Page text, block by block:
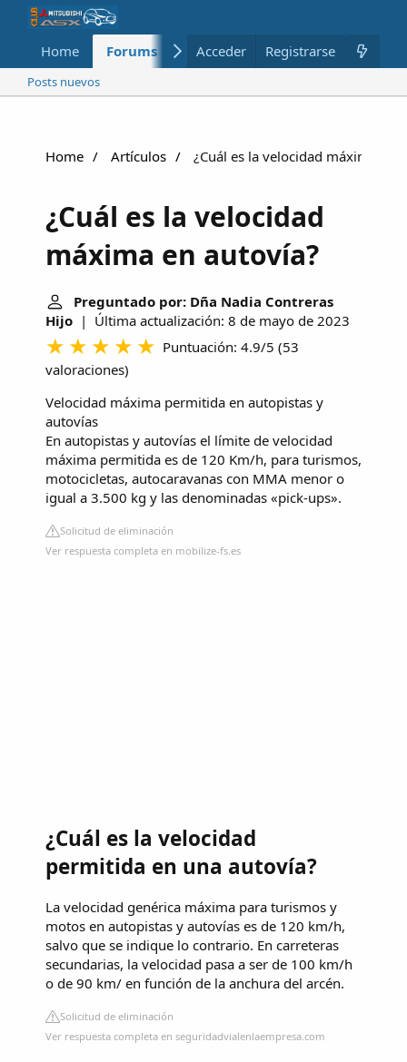
Home Forums Nuevo Miembros
Acceder Registrarse
Posts nuevos
Home Artículos ¿Cuál es la velocidad máxima en
¿Cuál es la velocidad
máxima en autovía?
Preguntado por: Dña Nadia Contreras
Hijo | Última actualización: 8 de mayo de 2023
Puntuación: 4.9/5 (53
valoraciones)
Velocidad máxima permitida en autopistas y
autovías
En autopistas y autovías el límite de velocidad
máxima permitida es de 120 Km/h, para turismos,
motocicletas, autocaravanas con MMA menor o
igual a 3.500 kg y las denominadas «pick-ups».
Solicitud de eliminación
Ver respuesta completa en mobilize-fs.es
¿Cuál es la velocidad
permitida en una autovía?
La velocidad genérica máxima para turismos y
motos en autopistas y autovías es de 120 km/h,
salvo que se indique lo contrario. En carreteras
secundarias, la velocidad pasa a ser de 100 km/h
o de 90 km/ en función de la anchura del arcén.
Solicitud de eliminación
Ver respuesta completa en seguridadvialenlaempresa.com